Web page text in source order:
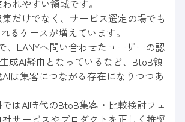
れやすい領域です。
だけでなく、サービス選定の場でも
るケースが増えています。
、LANYへ問い合わせたユーザーの認
成AI経由となっているなど、BtoB領
は集客につながる存在になりつつあ
はAI時代のBtoB集客・比較検討フェ